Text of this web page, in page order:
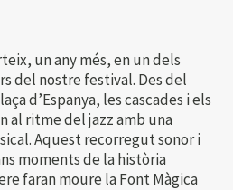
un any més, en un dels
del nostre festival. Des del
d’Espanya, les cascades i els
al ritme del jazz amb una
Aquest recorregut sonor i
moments de la història
faran moure la Font Màgica